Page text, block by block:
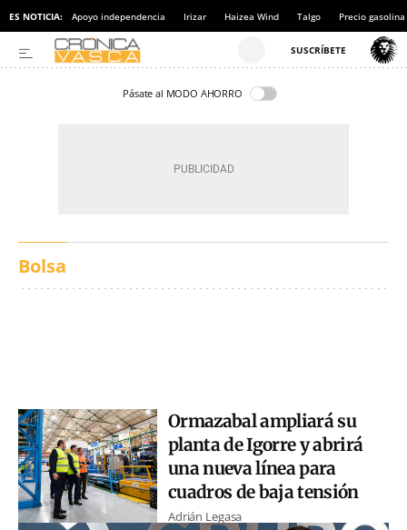
ES NOTICIA: Apoyo independencia Irizar Haizea Wind Talgo Precio gasolina
Pásate al MODO AHORRO
Bolsa
Ormazabal ampliará su
planta de Igorre y abrirá
una nueva línea para
cuadros de baja tensión
Adrián Legasa